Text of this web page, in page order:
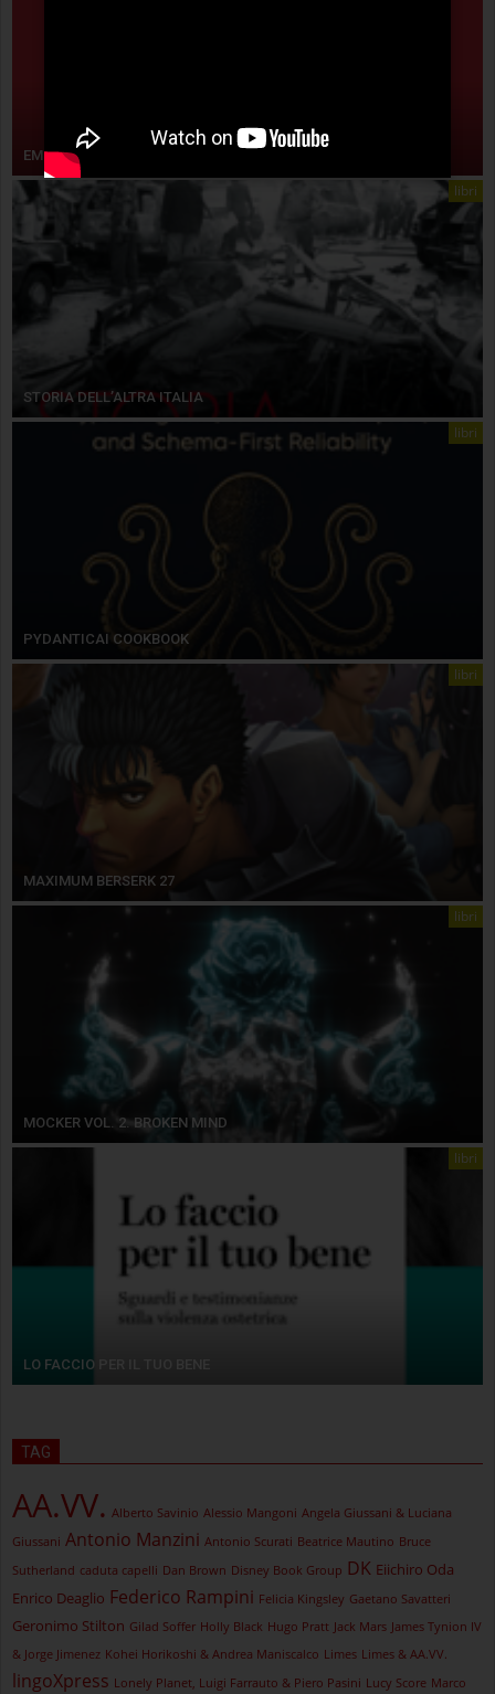
EMPIRISMO ERETICO
libri
STORIA DELL’ALTRA ITALIA
libri
PYDANTICAI COOKBOOK
libri
MAXIMUM BERSERK 27
libri
MOCKER VOL. 2. BROKEN MIND
libri
LO FACCIO PER IL TUO BENE
TAG
AA.VV. Alberto Savinio Alessio Mangoni Angela Giussani & Luciana
Giussani Antonio Manzini Antonio Scurati Beatrice Mautino Bruce
Sutherland caduta capelli Dan Brown Disney Book Group DK Eiichiro Oda
Enrico Deaglio Federico Rampini Felicia Kingsley Gaetano Savatteri
Geronimo Stilton Gilad Soffer Holly Black Hugo Pratt Jack Mars James Tynion IV
& Jorge Jimenez Kohei Horikoshi & Andrea Maniscalco Limes Limes & AA.VV.
lingoXpress Lonely Planet, Luigi Farrauto & Piero Pasini Lucy Score Marco